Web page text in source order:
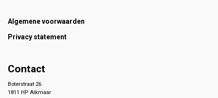
Footer
Algemene voorwaarden
Privacy statement
Contact
Boterstraat 26
1811 HP Alkmaar